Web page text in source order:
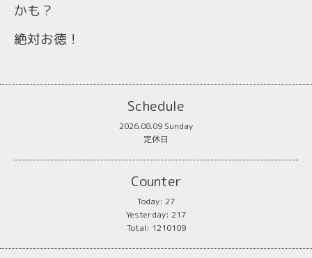
かも？
絶対お徳！
Schedule
2026.08.09 Sunday
定休日
Counter
Today: 27
Yesterday: 217
Total: 1210109